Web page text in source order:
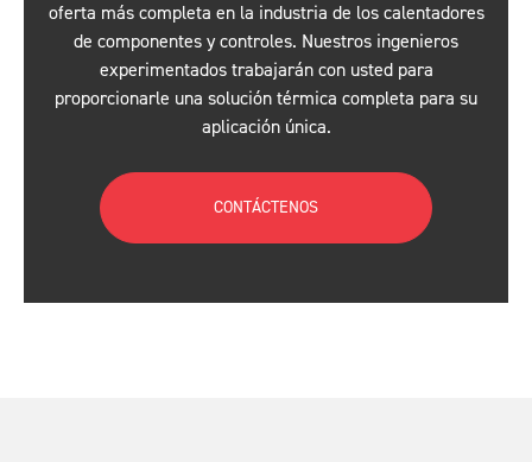
oferta más completa en la industria de los calentadores
de componentes y controles. Nuestros ingenieros
experimentados trabajarán con usted para
proporcionarle una solución térmica completa para su
aplicación única.
CONTÁCTENOS